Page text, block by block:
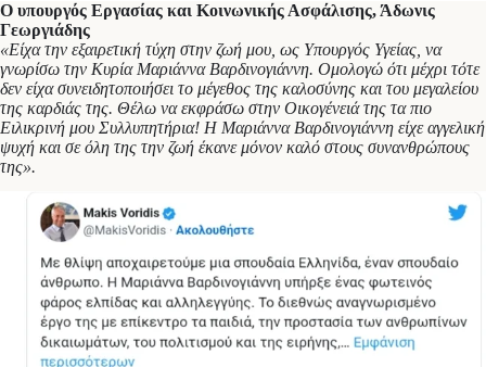
Ο υπουργός Εργασίας και Κοινωνικής Ασφάλισης, Άδωνις
Γεωργιάδης
«Είχα την εξαιρετική τύχη στην ζωή μου, ως Υπουργός Υγείας, να
γνωρίσω την Κυρία Μαριάννα Βαρδινογιάννη. Ομολογώ ότι μέχρι τότε
δεν είχα συνειδητοποιήσει το μέγεθος της καλοσύνης και του μεγαλείου
της καρδιάς της. Θέλω να εκφράσω στην Οικογένειά της τα πιο
Ειλικρινή μου Συλλυπητήρια! Η Μαριάννα Βαρδινογιάννη είχε αγγελική
ψυχή και σε όλη της την ζωή έκανε μόνον καλό στους συνανθρώπους
της».